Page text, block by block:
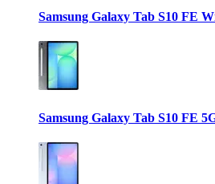
Samsung Galaxy Tab S10 FE
Samsung Galaxy Tab S10 FE